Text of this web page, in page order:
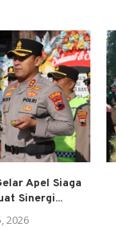
Apel Siaga
Sinergi...
2026